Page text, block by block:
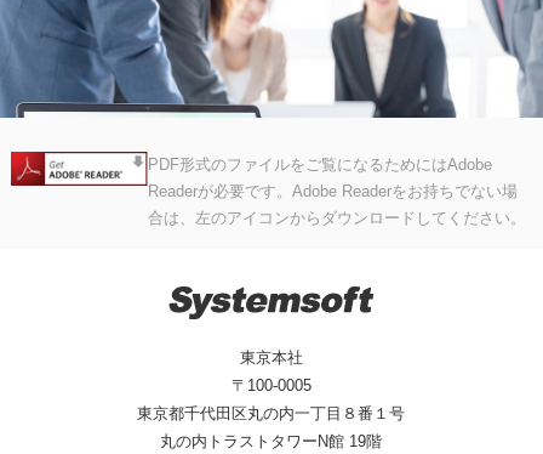
PDF形式のファイルをご覧になるためにはAdobe
Readerが必要です。Adobe Readerをお持ちでない場
合は、左のアイコンからダウンロードしてください。
東京本社
〒100-0005
東京都千代田区丸の内一丁目８番１号
丸の内トラストタワーN館 19階